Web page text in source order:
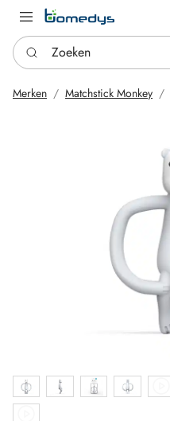
Zoeken
Merken Matchstick Monkey